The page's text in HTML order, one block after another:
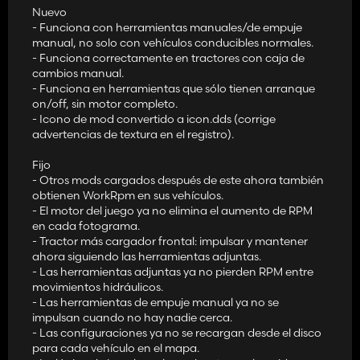
Nuevo
- Funciona con herramientas manuales/de empuje
manual, no solo con vehículos conducibles normales.
- Funciona correctamente en tractores con caja de
cambios manual.
- Funciona en herramientas que sólo tienen arranque
on/off, sin motor completo.
- Icono de mod convertido a icon.dds (corrige
advertencias de textura en el registro).
Fijo
- Otros mods cargados después de este ahora también
obtienen WorkRpm en sus vehículos.
- El motor del juego ya no elimina el aumento de RPM
en cada fotograma.
- Tractor más cargador frontal: impulsar y mantener
ahora siguiendo las herramientas adjuntas.
- Las herramientas adjuntas ya no pierden RPM entre
movimientos hidráulicos.
- Las herramientas de empuje manual ya no se
impulsan cuando no hay nadie cerca.
- Las configuraciones ya no se recargan desde el disco
para cada vehículo en el mapa.